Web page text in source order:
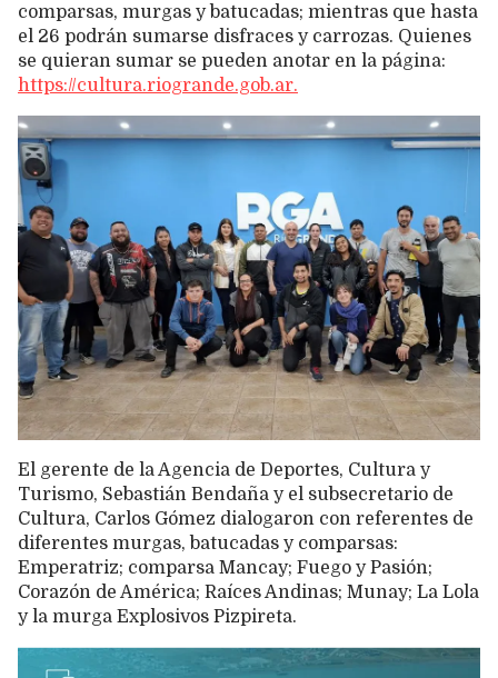
comparsas, murgas y batucadas; mientras que hasta
el 26 podrán sumarse disfraces y carrozas. Quienes
se quieran sumar se pueden anotar en la página:
https://cultura.riogrande.gob.ar.
El gerente de la Agencia de Deportes, Cultura y
Turismo, Sebastián Bendaña y el subsecretario de
Cultura, Carlos Gómez dialogaron con referentes de
diferentes murgas, batucadas y comparsas:
Emperatriz; comparsa Mancay; Fuego y Pasión;
Corazón de América; Raíces Andinas; Munay; La Lola
y la murga Explosivos Pizpireta.